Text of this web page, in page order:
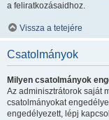
a feliratkozásaidhoz.
Vissza a tetejére
Csatolmányok
Milyen csatolmányok
Az adminisztrátorok saját
csatolmányokat
engedélyezett, lépj